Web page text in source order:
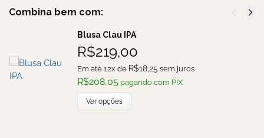
Combina bem com:
Blusa Clau IPA
R$219,00
Em até 12x de R$18,25 sem juros
R$208,05 pagando com PIX
Ver opções